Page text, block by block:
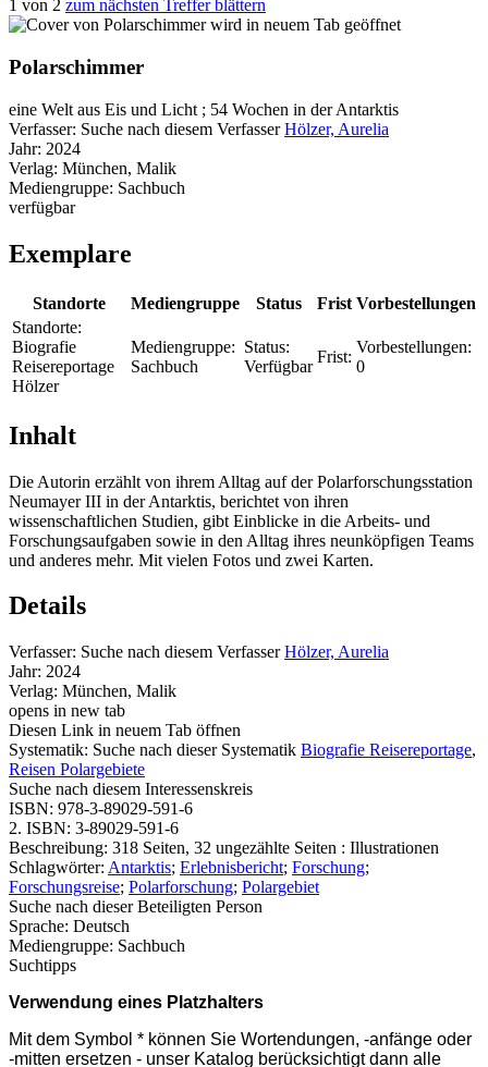
1 von 2 zum nächsten Treffer blättern
wird in neuem Tab geöffnet
Polarschimmer
eine Welt aus Eis und Licht ; 54 Wochen in der Antarktis
Verfasser: Suche nach diesem Verfasser Hölzer, Aurelia
Jahr: 2024
Verlag: München, Malik
Mediengruppe: Sachbuch
verfügbar
Exemplare
Standorte Mediengruppe Status Frist Vorbestellungen
Standorte:
Biografie
Reisereportage
Hölzer
Mediengruppe:
Sachbuch
Status:
Verfügbar
Frist:
Vorbestellungen:
0
Inhalt
Die Autorin erzählt von ihrem Alltag auf der Polarforschungsstation
Neumayer III in der Antarktis, berichtet von ihren
wissenschaftlichen Studien, gibt Einblicke in die Arbeits- und
Forschungsaufgaben sowie in den Alltag ihres neunköpfigen Teams
und anderes mehr. Mit vielen Fotos und zwei Karten.
Details
Verfasser: Suche nach diesem Verfasser Hölzer, Aurelia
Jahr: 2024
Verlag: München, Malik
opens in new tab
Diesen Link in neuem Tab öffnen
Systematik: Suche nach dieser Systematik Biografie Reisereportage,
Reisen Polargebiete
Suche nach diesem Interessenskreis
ISBN: 978-3-89029-591-6
2. ISBN: 3-89029-591-6
Beschreibung: 318 Seiten, 32 ungezählte Seiten : Illustrationen
Schlagwörter: Antarktis; Erlebnisbericht; Forschung;
Forschungsreise; Polarforschung; Polargebiet
Suche nach dieser Beteiligten Person
Sprache: Deutsch
Mediengruppe: Sachbuch
Suchtipps
Verwendung eines Platzhalters
Mit dem Symbol * können Sie Wortendungen, -anfänge oder
-mitten ersetzen - unser Katalog berücksichtigt dann alle